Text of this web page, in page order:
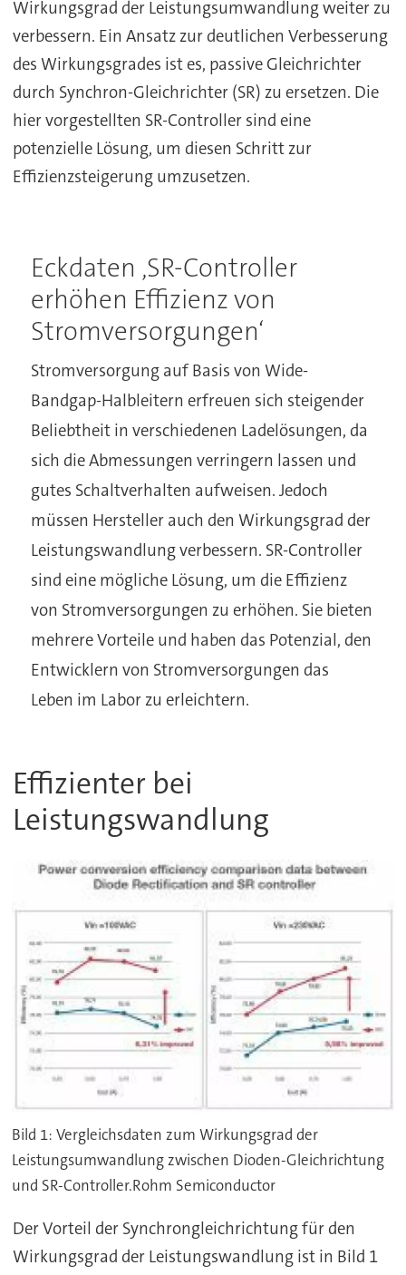
Wirkungsgrad der Leistungsumwandlung weiter zu
verbessern. Ein Ansatz zur deutlichen Verbesserung
des Wirkungsgrades ist es, passive Gleichrichter
durch Synchron-Gleichrichter (SR) zu ersetzen. Die
hier vorgestellten SR-Controller sind eine
potenzielle Lösung, um diesen Schritt zur
Effizienzsteigerung umzusetzen.
Eckdaten ‚SR-Controller
erhöhen Effizienz von
Stromversorgungen‘
Stromversorgung auf Basis von Wide-
Bandgap-Halbleitern erfreuen sich steigender
Beliebtheit in verschiedenen Ladelösungen, da
sich die Abmessungen verringern lassen und
gutes Schaltverhalten aufweisen. Jedoch
müssen Hersteller auch den Wirkungsgrad der
Leistungswandlung verbessern. SR-Controller
sind eine mögliche Lösung, um die Effizienz
von Stromversorgungen zu erhöhen. Sie bieten
mehrere Vorteile und haben das Potenzial, den
Entwicklern von Stromversorgungen das
Leben im Labor zu erleichtern.
Effizienter bei
Leistungswandlung
Bild 1: Vergleichsdaten zum Wirkungsgrad der
Leistungsumwandlung zwischen Dioden-Gleichrichtung
und SR-Controller.Rohm Semiconductor
Der Vorteil der Synchrongleichrichtung für den
Wirkungsgrad der Leistungswandlung ist in Bild 1